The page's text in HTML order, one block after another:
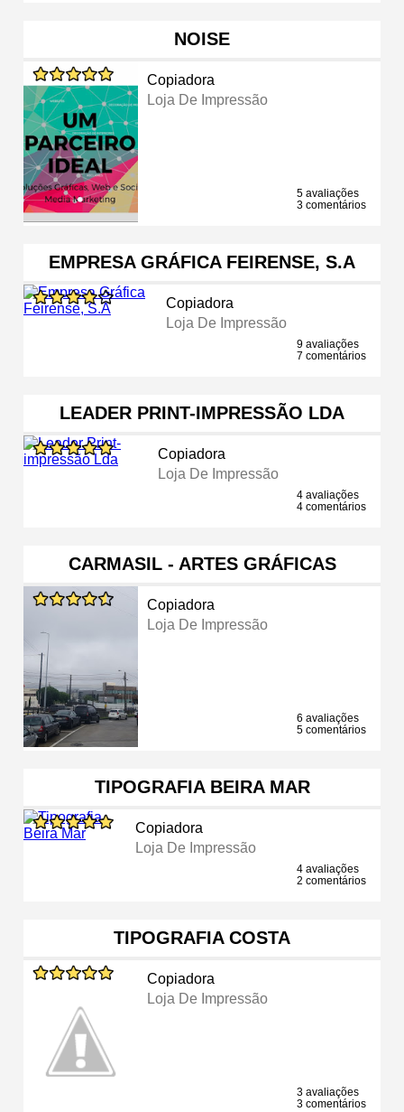
NOISE
Copiadora
Loja De Impressão
5 avaliações
3 comentários
EMPRESA GRÁFICA FEIRENSE, S.A
Copiadora
Loja De Impressão
9 avaliações
7 comentários
LEADER PRINT-IMPRESSÃO LDA
Copiadora
Loja De Impressão
4 avaliações
4 comentários
CARMASIL - ARTES GRÁFICAS
Copiadora
Loja De Impressão
6 avaliações
5 comentários
TIPOGRAFIA BEIRA MAR
Copiadora
Loja De Impressão
4 avaliações
2 comentários
TIPOGRAFIA COSTA
Copiadora
Loja De Impressão
3 avaliações
3 comentários